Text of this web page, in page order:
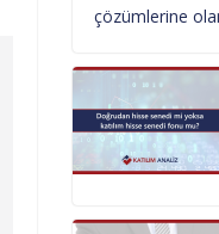
çözümlerine